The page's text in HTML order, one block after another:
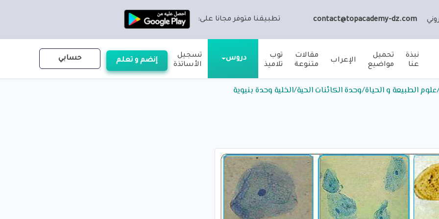
contact@topacademy-dz.com تطبيقنا متوفر مجانا على:
نبذة
عنا
تحميل
مواضيع
الإعراب
مقالات
متنوعة
توب
تلاميذ
دروس
تسجيل
الأساتذة
إنضم و تعلم حسابي
الطبيعة و الحياة/وحدة الكائنات الحية/الخلية وحدة بنيوية